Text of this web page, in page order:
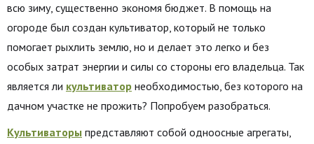
всю зиму, существенно экономя бюджет. В помощь на
огороде был создан культиватор, который не только
помогает рыхлить землю, но и делает это легко и без
особых затрат энергии и силы со стороны его владельца. Так
является ли культиватор необходимостью, без которого на
дачном участке не прожить? Попробуем разобраться.
Культиваторы представляют собой одноосные агрегаты,